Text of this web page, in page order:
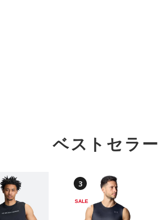
ベストセラー
3
SALE